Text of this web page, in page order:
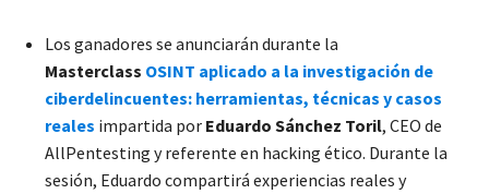
Los ganadores se anunciarán durante la
Masterclass OSINT aplicado a la investigación de
ciberdelincuentes: herramientas, técnicas y casos
reales impartida por Eduardo Sánchez Toril, CEO de
AllPentesting y referente en hacking ético. Durante la
sesión, Eduardo compartirá experiencias reales y